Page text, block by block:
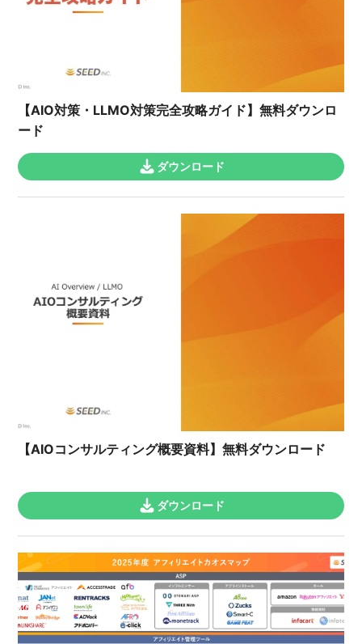
【AIO対策・LLMO対策完全攻略ガイド】無料ダウンロ
ード
ダウンロード
【AIOコンサルティング概要資料】無料ダウンロード
ダウンロード